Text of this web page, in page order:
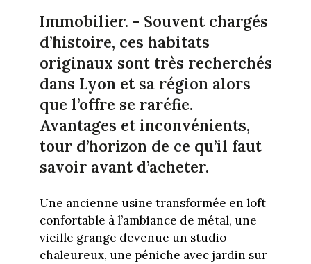
Immobilier. - Souvent chargés
d’histoire, ces habitats
originaux sont très recherchés
dans Lyon et sa région alors
que l’offre se raréfie.
Avantages et inconvénients,
tour d’horizon de ce qu’il faut
savoir avant d’acheter.
Une ancienne usine transformée en loft
confortable à l’ambiance de métal, une
vieille grange devenue un studio
chaleureux, une péniche avec jardin sur